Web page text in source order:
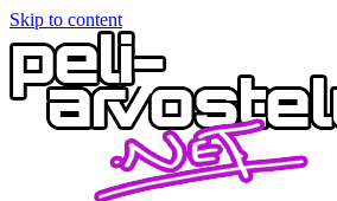
Skip to content